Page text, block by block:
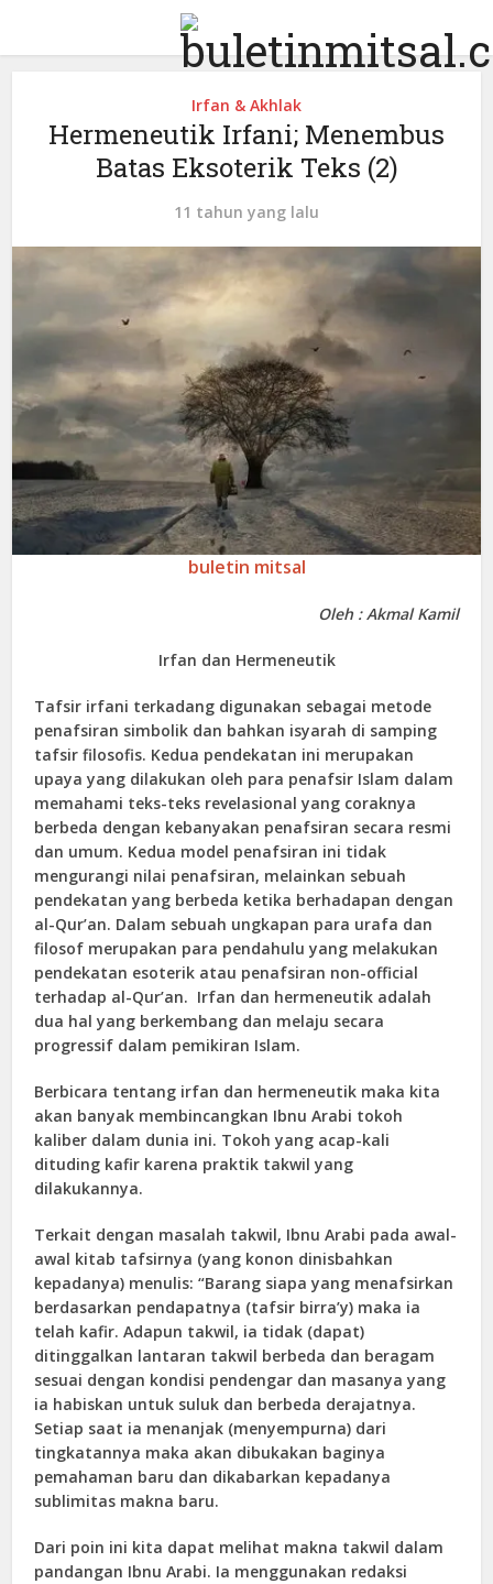
Irfan & Akhlak
Hermeneutik Irfani; Menembus
Batas Eksoterik Teks (2)
11 tahun yang lalu
buletin mitsal
Oleh : Akmal Kamil
Irfan dan Hermeneutik
Tafsir irfani terkadang digunakan sebagai metode
penafsiran simbolik dan bahkan isyarah di samping
tafsir filosofis. Kedua pendekatan ini merupakan
upaya yang dilakukan oleh para penafsir Islam dalam
memahami teks-teks revelasional yang coraknya
berbeda dengan kebanyakan penafsiran secara resmi
dan umum. Kedua model penafsiran ini tidak
mengurangi nilai penafsiran, melainkan sebuah
pendekatan yang berbeda ketika berhadapan dengan
al-Qur’an. Dalam sebuah ungkapan para urafa dan
filosof merupakan para pendahulu yang melakukan
pendekatan esoterik atau penafsiran non-official
terhadap al-Qur’an. Irfan dan hermeneutik adalah
dua hal yang berkembang dan melaju secara
progressif dalam pemikiran Islam.
Berbicara tentang irfan dan hermeneutik maka kita
akan banyak membincangkan Ibnu Arabi tokoh
kaliber dalam dunia ini. Tokoh yang acap-kali
dituding kafir karena praktik takwil yang
dilakukannya.
Terkait dengan masalah takwil, Ibnu Arabi pada awal-
awal kitab tafsirnya (yang konon dinisbahkan
kepadanya) menulis: “Barang siapa yang menafsirkan
berdasarkan pendapatnya (tafsir birra’y) maka ia
telah kafir. Adapun takwil, ia tidak (dapat)
ditinggalkan lantaran takwil berbeda dan beragam
sesuai dengan kondisi pendengar dan masanya yang
ia habiskan untuk suluk dan berbeda derajatnya.
Setiap saat ia menanjak (menyempurna) dari
tingkatannya maka akan dibukakan baginya
pemahaman baru dan dikabarkan kepadanya
sublimitas makna baru.
Dari poin ini kita dapat melihat makna takwil dalam
pandangan Ibnu Arabi. Ia menggunakan redaksi